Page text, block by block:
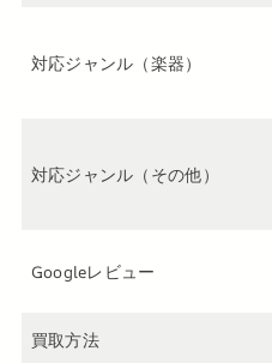
対応ジャンル（楽器）
対応ジャンル（その他）
Googleレビュー
買取方法